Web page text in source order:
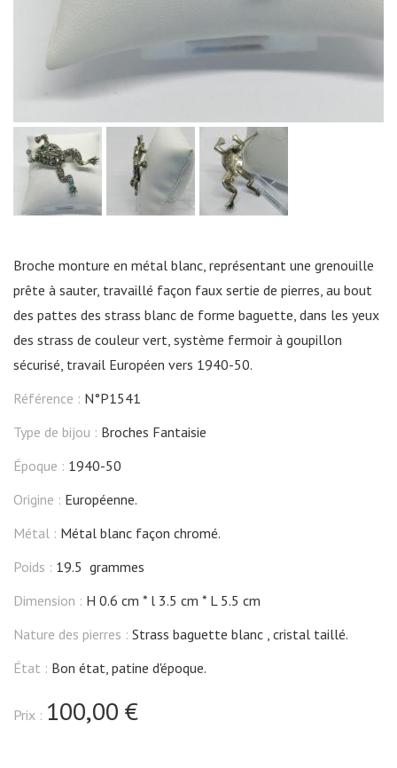
Broche monture en métal blanc, représentant une grenouille
prête à sauter, travaillé façon faux sertie de pierres, au bout
des pattes des strass blanc de forme baguette, dans les yeux
des strass de couleur vert, système fermoir à goupillon
sécurisé, travail Européen vers 1940-50.
Référence : N°P1541
Type de bijou : Broches Fantaisie
Époque : 1940-50
Origine : Européenne.
Métal : Métal blanc façon chromé.
Poids : 19.5 grammes
Dimension : H 0.6 cm l 3.5 cm
L 5.5 cm
Nature des pierres : Strass baguette blanc , cristal taillé.
État : Bon état, patine d'époque.
Prix : 100,00 €